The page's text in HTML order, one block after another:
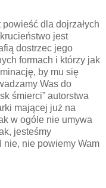
dla dojrzałych
jest
dostrzec jego
formach i którzy jak
by mu się
Was do
śmierci” autorstwa
mającej już na
w ogóle nie umywa
jesteśmy
nie, nie powiemy Wam